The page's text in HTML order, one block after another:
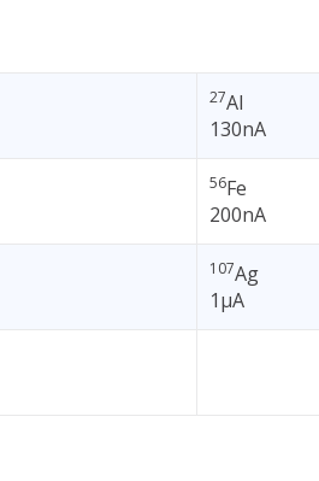
27Al
130nA
56Fe
200nA
107Ag
1µA